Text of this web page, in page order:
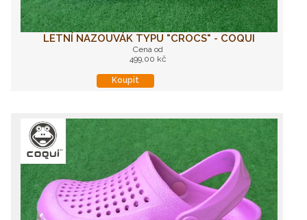
LETNÍ NAZOUVÁK TYPU "CROCS" - COQUI
Cena od
499,00 kč
Koupit